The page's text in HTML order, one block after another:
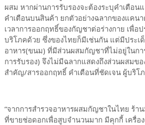
ผสม หากผ่านการรับรองจะต้องระบุคำเตื
คำเตือนบนสินค้า ยกตัวอย่างฉลากของแคน
เวลาการออกฤทธิ์ของกัญชาต่อร่างกาย เพื่อ
บริโภคด้วย ซึ่งของไทยก็มีเช่นกัน แต่มีประ
อาหาร(ขนม) ที่มีส่วนผสมกัญชาที่ไม่อยู่ในก
การรับรอง) จึงไม่มีฉลากแสดงถึงส่วนผสมข
สำคัญ/สารออกฤทธิ์ คำเตือนที่ชัดเจน ผู้บริโ
“จากการสำรวจอาหารผสมกัญชาในไทย ร้า
ที่ขายช่อดอกเพื่อสูบจำนวนมาก มีคุกกี้ เครื่อ